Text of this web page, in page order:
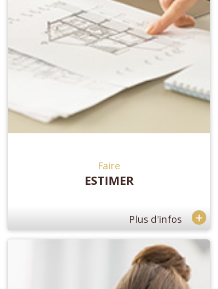
Faire
ESTIMER
Plus d'infos +